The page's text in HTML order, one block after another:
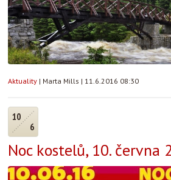
Aktuality | Marta Mills | 11.6.2016 08:30
10
6
Noc kostelů, 10. června